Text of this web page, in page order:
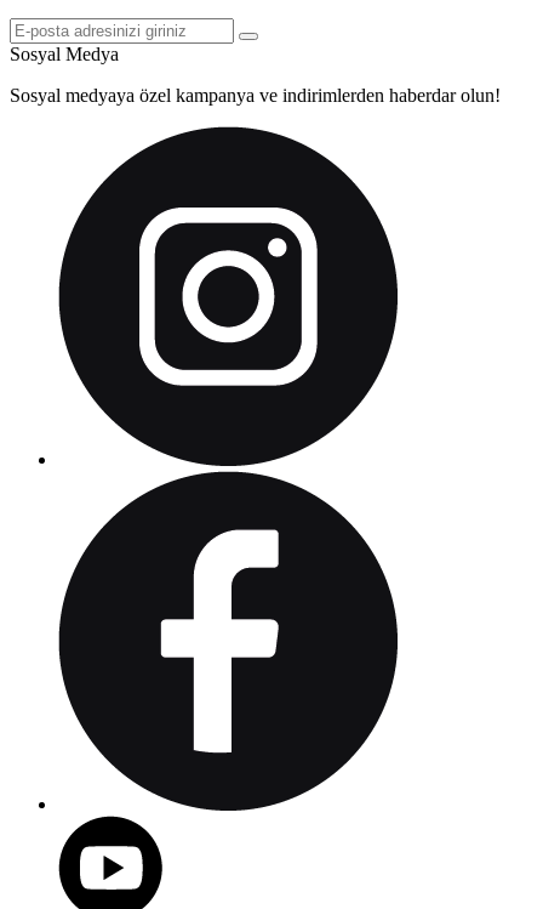
Sosyal Medya
Sosyal medyaya özel kampanya ve indirimlerden haberdar olun!